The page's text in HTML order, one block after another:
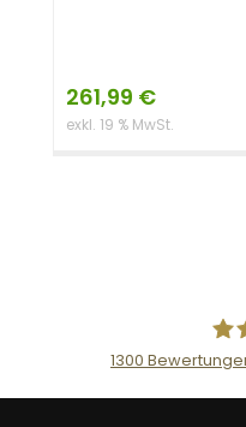
261,99 €
exkl. 19 % MwSt.
1300